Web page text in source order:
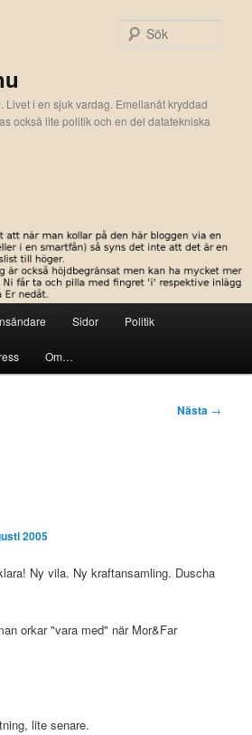
Livet i en sjuk vardag. Emellanåt kryddad
också lite politik och en del datatekniska
Sidor Politik
Om…
Nästa →
2005
Ny vila. Ny kraftansamling. Duscha
orkar "vara med" när Mor&Far
lite senare.